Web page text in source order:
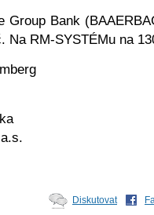
Group Bank
Na RM-SYSTÉMu na
Diskutovat